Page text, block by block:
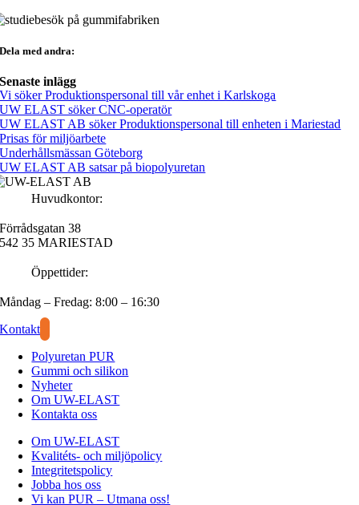
Dela med andra:
Senaste inlägg
Vi söker Produktionspersonal till vår enhet i Karlskoga
UW ELAST söker CNC-operatör
UW ELAST AB söker Produktionspersonal till enheten i Mariestad
Prisas för miljöarbete
Underhållsmässan Göteborg
UW ELAST AB satsar på biopolyuretan
Huvudkontor:
Förrådsgatan 38
542 35 MARIESTAD
Öppettider:
Måndag – Fredag: 8:00 – 16:30
Kontakt
Polyuretan PUR
Gummi och silikon
Nyheter
Om UW-ELAST
Kontakta oss
Om UW-ELAST
Kvalitéts- och miljöpolicy
Integritetspolicy
Jobba hos oss
Vi kan PUR – Utmana oss!